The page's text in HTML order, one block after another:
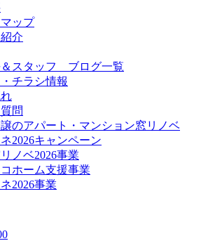
ップ
介
＆スタッフ ブログ一覧
チラシ情報
問
のアパート・マンション窓リノベ
2026キャンペーン
ノベ2026事業
ホーム支援事業
2026事業